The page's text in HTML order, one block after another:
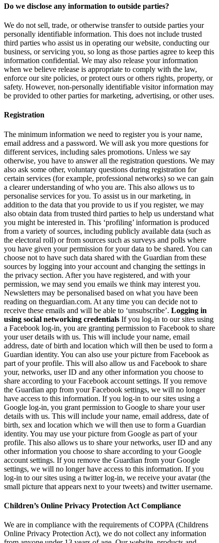
Do we disclose any information to outside parties?
We do not sell, trade, or otherwise transfer to outside parties your
personally identifiable information. This does not include trusted
third parties who assist us in operating our website, conducting our
business, or servicing you, so long as those parties agree to keep this
information confidential. We may also release your information
when we believe release is appropriate to comply with the law,
enforce our site policies, or protect ours or others rights, property, or
safety. However, non-personally identifiable visitor information may
be provided to other parties for marketing, advertising, or other uses.
Registration
The minimum information we need to register you is your name,
email address and a password. We will ask you more questions for
different services, including sales promotions. Unless we say
otherwise, you have to answer all the registration questions. We may
also ask some other, voluntary questions during registration for
certain services (for example, professional networks) so we can gain
a clearer understanding of who you are. This also allows us to
personalise services for you. To assist us in our marketing, in
addition to the data that you provide to us if you register, we may
also obtain data from trusted third parties to help us understand what
you might be interested in. This ‘profiling’ information is produced
from a variety of sources, including publicly available data (such as
the electoral roll) or from sources such as surveys and polls where
you have given your permission for your data to be shared. You can
choose not to have such data shared with the Guardian from these
sources by logging into your account and changing the settings in
the privacy section. After you have registered, and with your
permission, we may send you emails we think may interest you.
Newsletters may be personalised based on what you have been
reading on theguardian.com. At any time you can decide not to
receive these emails and will be able to ‘unsubscribe’. Logging in
using social networking credentials If you log-in to our sites using
a Facebook log-in, you are granting permission to Facebook to share
your user details with us. This will include your name, email
address, date of birth and location which will then be used to form a
Guardian identity. You can also use your picture from Facebook as
part of your profile. This will also allow us and Facebook to share
your, networks, user ID and any other information you choose to
share according to your Facebook account settings. If you remove
the Guardian app from your Facebook settings, we will no longer
have access to this information. If you log-in to our sites using a
Google log-in, you grant permission to Google to share your user
details with us. This will include your name, email address, date of
birth, sex and location which we will then use to form a Guardian
identity. You may use your picture from Google as part of your
profile. This also allows us to share your networks, user ID and any
other information you choose to share according to your Google
account settings. If you remove the Guardian from your Google
settings, we will no longer have access to this information. If you
log-in to our sites using a twitter log-in, we receive your avatar (the
small picture that appears next to your tweets) and twitter username.
Children’s Online Privacy Protection Act Compliance
We are in compliance with the requirements of COPPA (Childrens
Online Privacy Protection Act), we do not collect any information